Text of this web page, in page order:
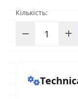
Кількість: